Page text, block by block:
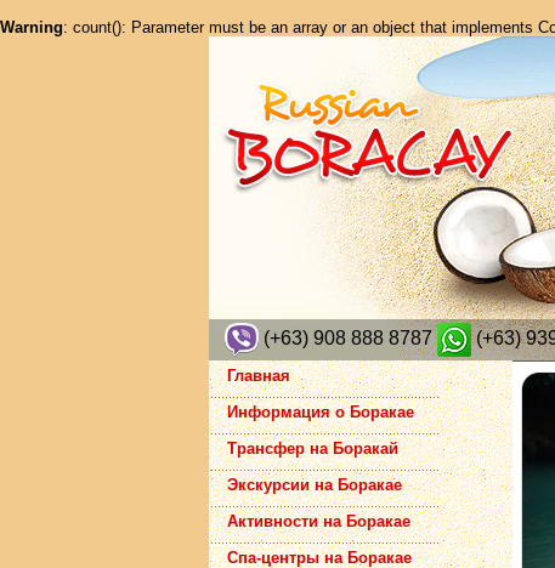
Warning: count(): Parameter must be an array or an object that implements
(+63) 908 888 8787 (+63)
Главная
Информация о Боракае
Трансфер на Боракай
Экскурсии на Боракае
Активности на Боракае
Спа-центры на Боракае